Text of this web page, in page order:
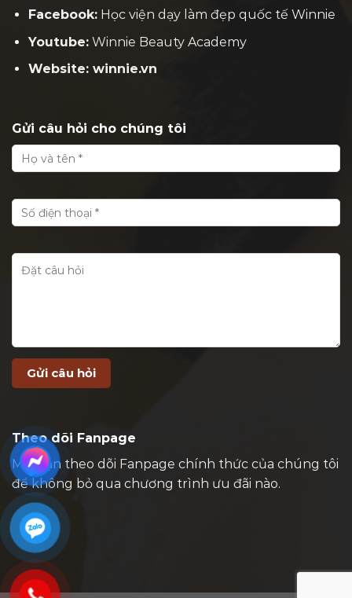
Facebook:Học viện dạy làm đẹp quốc tế Winnie
Youtube:Winnie Beauty Academy
Website: winnie.vn
Gửi câu hỏi cho chúng tôi
Theo dõi Fanpage
Mời bạn theo dõi Fanpage chính thức của chúng tôi
để không bỏ qua chương trình ưu đãi nào.